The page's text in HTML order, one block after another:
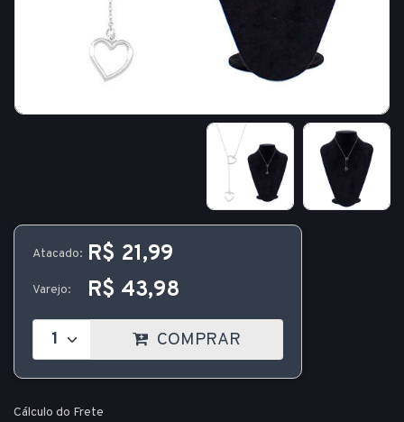
Atacado: R$ 21,99
Varejo: R$ 43,98
COMPRAR
Cálculo do Frete